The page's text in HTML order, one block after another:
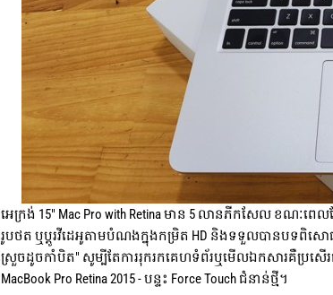
អេក្រង់ 15" Mac Pro with Retina មាន 5 លានភីកសែល ខណៈ
រូបថត ឬប្ដូរវីដេអូតាមបំណងក្នុងកម្រិត HD និងទទួលបានបទពិសោ
ស្រួចដូចកាំបិត" សូម្បីតែការរុករកគេហទំព័រឬមើលឯកសារគឺប្រសើ
MacBook Pro Retina 2015 - បន្ទះ Force Touch ជំនាន់ថ្មី។